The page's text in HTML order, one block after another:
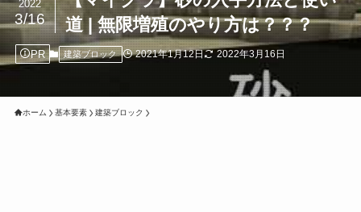
道 | 無限増殖のやり方は？？？
2022
3/16
PR 建築ブロック 2021年1月12日 2022年3月16日
ホーム 基本要素 建築ブロック